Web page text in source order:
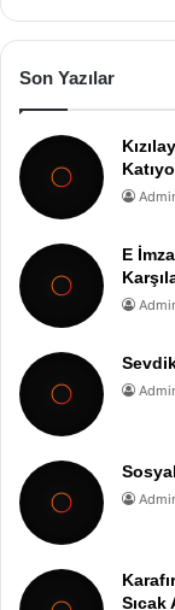
Son Yazılar
E
Sıcak